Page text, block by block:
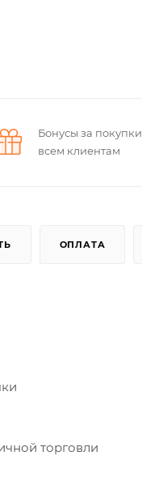
Бонусы за покупки
всем клиентам
ОПЛАТА
торговли